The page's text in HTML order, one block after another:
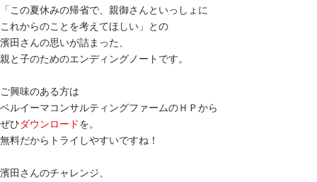
「この夏休みの帰省で、親御さんといっしょに
これからのことを考えてほしい」との
濱田さんの思いが詰まった、
親と子のためのエンディングノートです。
ご興味のある方は
ベルイーマコンサルティングファームのＨＰから
ぜひダウンロードを。
無料だからトライしやすいですね！
濱田さんのチャレンジ、